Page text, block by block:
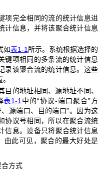
项完全相同的流的统计信息进
计信息，并将该聚合统计信息
如表1-1 所示。系统根据选择的
键项相同的多条流的统计信息
录该聚合流的统计信息。这些
目的地址相同、源地址不同、
表1-1 中的“协议-端口聚合”方
源端口、目的端口”。因为这
协议号相同，所以在聚合流统
信息。设备只将聚合统计信息
由此可见，聚合的最大好处是
方式